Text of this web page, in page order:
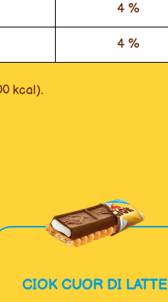
4 %
4 %
kcal).
CIOK CUOR DI LATTE